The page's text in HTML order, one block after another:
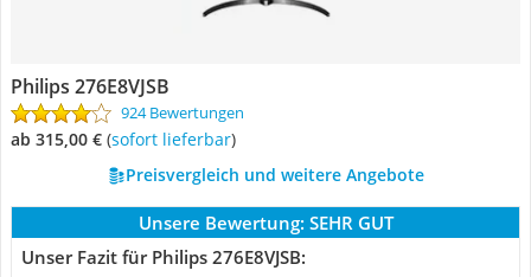
Philips 276E8VJSB
924 Bewertungen
ab 315,00 € ( Sofort lieferbar)
Preisvergleich und weitere Angebote
Unsere Bewertung: SEHR GUT
Unser Fazit für Philips 276E8VJSB: